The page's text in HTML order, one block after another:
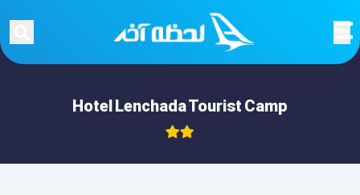
Hotel Lenchada Tourist Camp